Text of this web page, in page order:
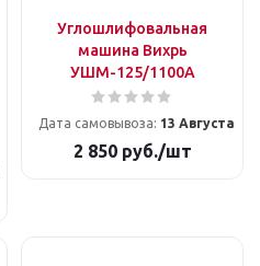
Углошлифовальная
машина Вихрь
УШМ-125/1100А
Дата самовывоза: 13 Августа
2 850руб./шт